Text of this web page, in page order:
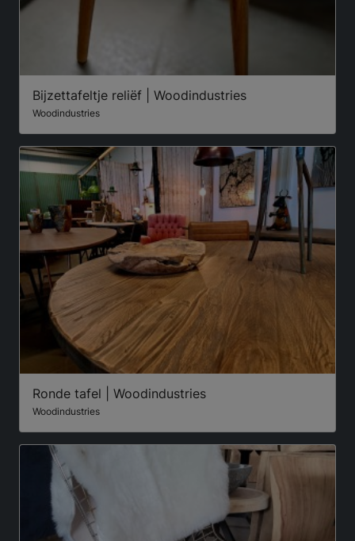
Bijzettafeltje reliëf | Woodindustries
Woodindustries
Ronde tafel | Woodindustries
Woodindustries